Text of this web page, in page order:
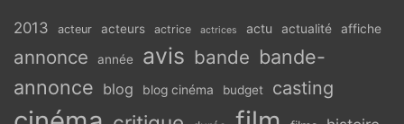
2013 acteur acteurs actrice actrices actu actualité affiche
annonce année avis bande bande-
annonce blog blog cinéma budget casting